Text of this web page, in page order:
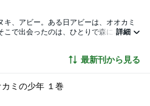
、アビー。ある日アビーは、オオカミ
で出会ったのは、ひとりで森に暮らす
。種族も性格も違うふたりが、一緒に食
さしくて少し不思議な獣人ファンタジ
。
詳細
最新刊から見る
ミの少年 １巻